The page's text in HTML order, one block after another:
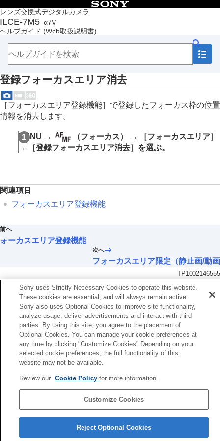
レンズ交換式デジタルカメラ
ILCE-7M5 α7V
ヘルプガイド (Web取扱説明書)
目次
トップページ
ヘルプガイドの使いかた
本体と付属品を確認する
本機の基本操作
準備/基本的な撮影
MENU一覧から機能を探す
撮影機能を活用する
この章の目次
自分撮り動画やVlog撮影に便利な機能
フォーカス（ピント）を合わせる
フォーカスエリア登録機能
AF枠の移動量
フォーカスエリア枠色
フォーカスエリア自動消灯
AF-Cエリア表示
位相差AFエリア表示
横切りへのAF特性
速度変化へのAF追従
AFトランジション速度
AF乗り移り感度
AFアシスト
AF/MF切換
フルタイムDMF
シャッター半押しAF
AFオン
フォーカスホールド
AF-S時の優先設定
AF-C時の優先設定
登録フォーカスエリア消去
［フォーカスエリア登録機能］ で登録したフォーカス枠の位置
情報を消去します。
MENU → （フォーカス） →
［フォーカスエリア］
→
［登録フォーカスエリア消去］ を選ぶ。
関連項目
フォーカスエリア登録機能
前へ
ーカスエリア登録機能
次へ
フォーカスエリア限定（静止画/動
TP1002146555
言語選択ページへ
5-069-971-01(4)
Sony uses Strictly Necessary Cookies to operate this website.
These cookies are essential, and will always remain active.
Sony also uses Optional Cookies to improve site functionality,
analyze usage, deliver advertisements and interact with third
parties. By using this site, you agree to the placement of
Optional Cookies. You can manage your cookie preferences at
any time by clicking "Customize Cookies" Depending on your
selected cookie preferences, the full functionality of this
website may not be available.
Review our Cookie Policyfor more information.
Customize Cookies
Reject Optional Cookies